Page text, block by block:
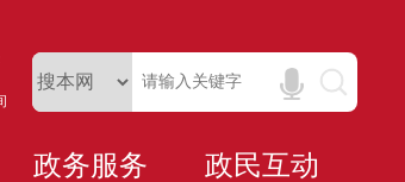
政务服务 政民互动